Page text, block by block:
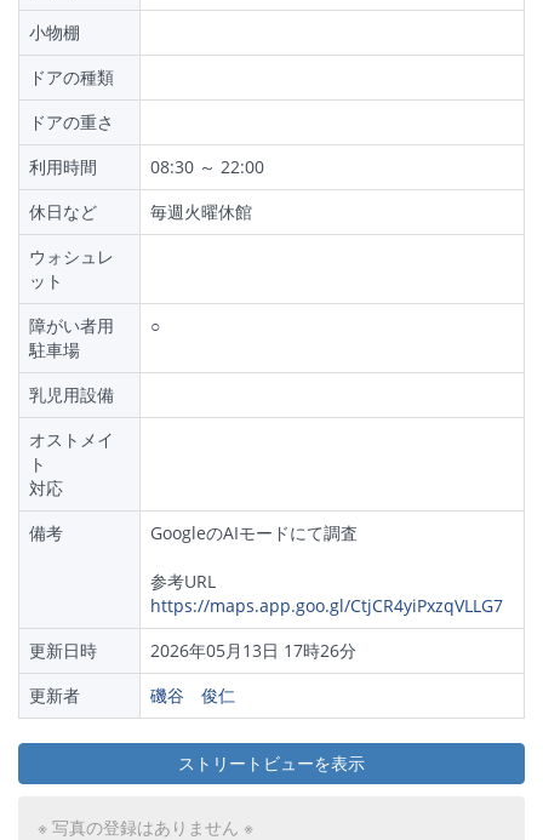
小物棚
ドアの種類
ドアの重さ
利用時間
08:30 ～ 22:00
休日など
毎週火曜休館
ウォシュレ
ット
障がい者用
駐車場
○
乳児用設備
オストメイ
ト
対応
備考
GoogleのAIモードにて調査
参考URL
https://maps.app.goo.gl/CtjCR4yiPxzqVLLG7
更新日時
2026年05月13日 17時26分
更新者
磯谷 俊仁
ストリートビューを表示
※ 写真の登録はありません ※